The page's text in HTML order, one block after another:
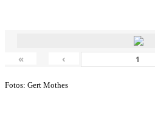
« ‹
Fotos: Gert Mothes